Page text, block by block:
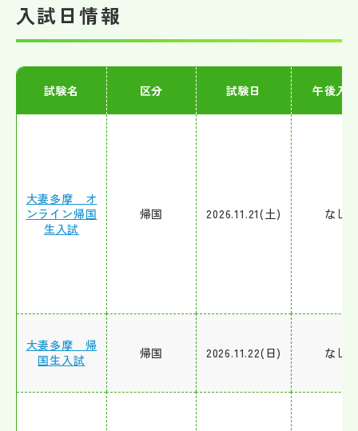
入試日情報
試験名 区分 試験日 午後入
大妻多摩 オ
ンライン帰国
生入試
帰国 2026.11.21(土) なし
大妻多摩 帰
国生入試
帰国 2026.11.22(日) なし